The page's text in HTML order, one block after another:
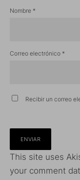
Nombre *
Correo electrónico *
Recibir un correo
This site uses
your comment